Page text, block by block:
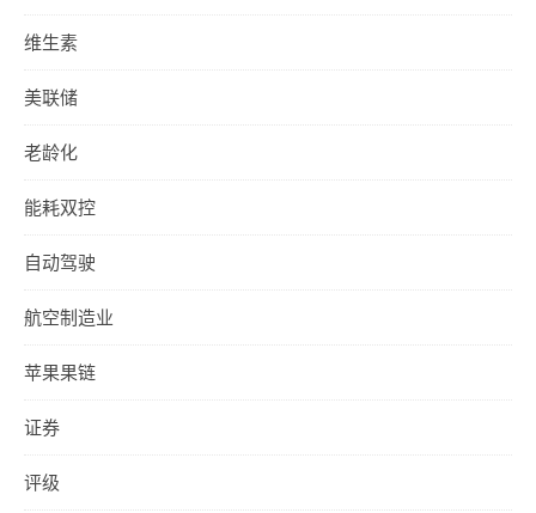
维生素
美联储
老龄化
能耗双控
自动驾驶
航空制造业
苹果果链
证券
评级